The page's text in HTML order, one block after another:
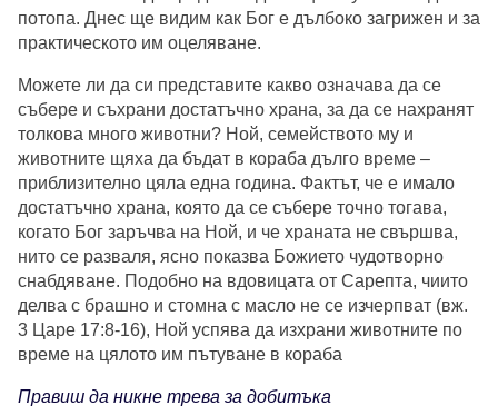
потопа. Днес ще видим как Бог е дълбоко загрижен и за
практическото им оцеляване.
Можете ли да си представите какво означава да се
събере и съхрани достатъчно храна, за да се нахранят
толкова много животни? Ной, семейството му и
животните щяха да бъдат в кораба дълго време –
приблизително цяла една година. Фактът, че е имало
достатъчно храна, която да се събере точно тогава,
когато Бог заръчва на Ной, и че храната не свършва,
нито се разваля, ясно показва Божието чудотворно
снабдяване. Подобно на вдовицата от Сарепта, чиито
делва с брашно и стомна с масло не се изчерпват (вж.
3 Царе 17:8-16), Ной успява да изхрани животните по
време на цялото им пътуване в кораба
Правиш да никне трева за добитъка